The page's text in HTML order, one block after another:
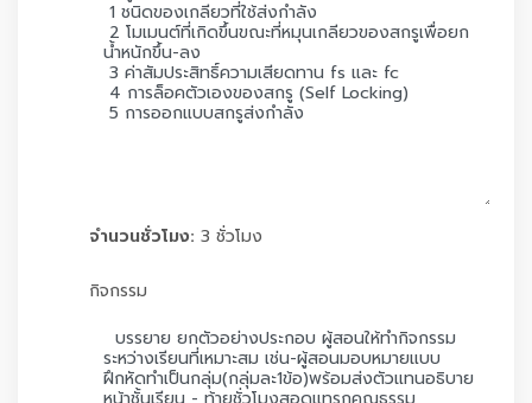
จำนวนชั่วโมง: 3 ชั่วโมง
กิจกรรม